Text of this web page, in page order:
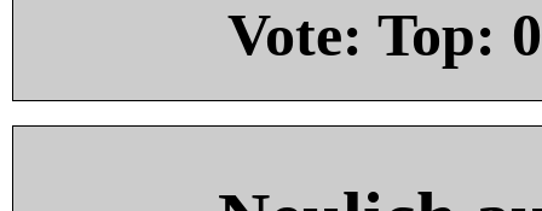
Vote: Top: 0